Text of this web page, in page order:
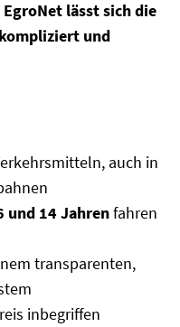
lässt sich die
und
auch in
und 14 Jahrenfahren
transparenten,
inbegriffen